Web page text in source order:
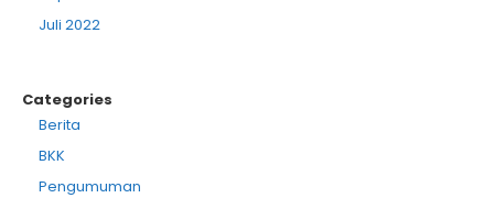
Juli 2022
Categories
Berita
BKK
Pengumuman